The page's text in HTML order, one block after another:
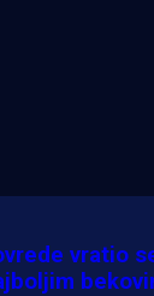
gol
vratio